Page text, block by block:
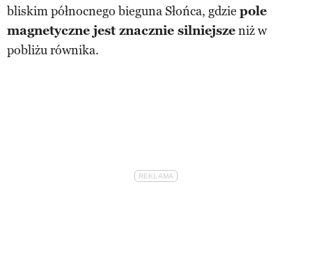
bliskim północnego bieguna Słońca, gdzie pole
magnetyczne jest znacznie silniejszeniż w
pobliżu równika.